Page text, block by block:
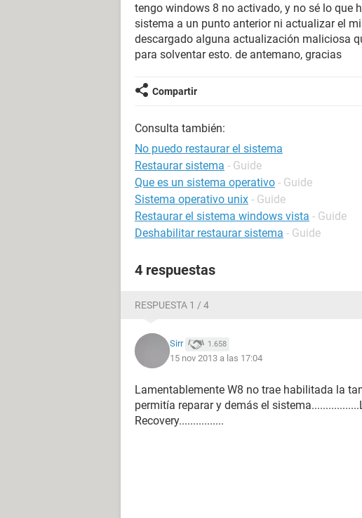
tengo windows 8 no activado, y no sé lo que
sistema a un punto anterior ni actualizar el
descargado alguna actualización maliciosa
para solventar esto. de antemano, gracias
Compartir
Consulta también:
No puedo restaurar el sistema
Restaurar sistema - Guide
Que es un sistema operativo - Guide
Sistema operativo unix - Guide
Restaurar el sistema windows vista - Guide
Deshabilitar restaurar sistema - Guide
4 respuestas
RESPUESTA 1 / 4
Sirr 1.658
15 nov 2013 a las 17:04
Lamentablemente W8 no trae habilitada la
permitía reparar y demás el
Recovery................